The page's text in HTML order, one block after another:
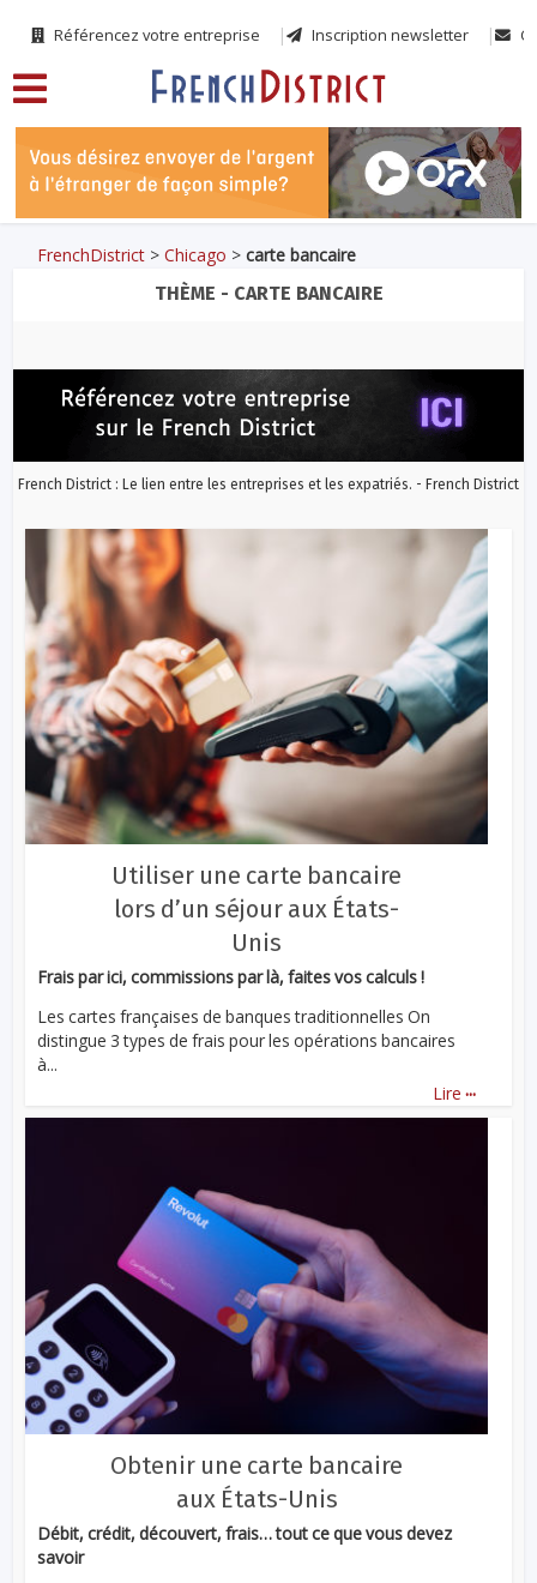
Référencez votre entreprise Inscription newsletter
FrenchDistrict >Chicago >carte bancaire
THÈME - CARTE BANCAIRE
French District : Le lien entre les entreprises et les expatriés. - French District
Utiliser une carte bancaire
lors d’un séjour aux États-
Unis
Frais par ici, commissions par là, faites vos calculs !
Les cartes françaises de banques traditionnelles On
distingue 3 types de frais pour les opérations bancaires
à...
Lire ...
Obtenir une carte bancaire
aux États-Unis
Débit, crédit, découvert, frais… tout ce que vous devez
savoir